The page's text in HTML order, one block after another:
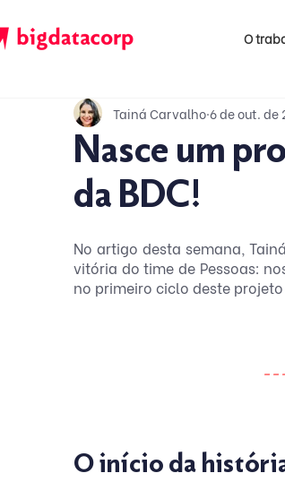
O
Nasce um
da BDC!
Tainá Carvalho6 de out. de
No artigo desta semana,
vitória do time de Pessoas:
no primeiro ciclo deste
O início da